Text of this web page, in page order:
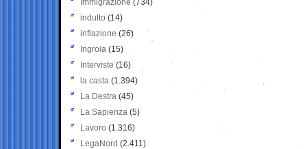
Immigrazione (734)
indulto (14)
inflazione (26)
Ingroia (15)
Interviste (16)
la casta (1.394)
La Destra (45)
La Sapienza (5)
Lavoro (1.316)
LegaNord (2.411)